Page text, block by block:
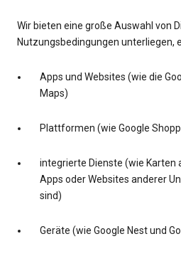
Wir bieten eine große Auswahl von
Nutzungsbedingungen unterliegen,
Apps und Websites (wie die
Maps)
Plattformen (wie Google
integrierte Dienste (wie Karten
Apps oder Websites anderer
sind)
Geräte (wie Google Nest und